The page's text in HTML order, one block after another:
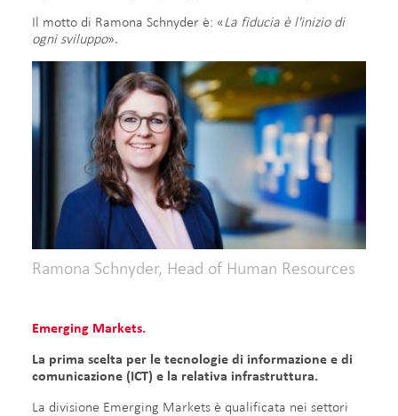
Il motto di Ramona Schnyder è: «La fiducia è l'inizio di
ogni sviluppo».
Ramona Schnyder, Head of Human Resources
Emerging Markets.
La prima scelta per le tecnologie di informazione e di
comunicazione (ICT) e la relativa infrastruttura.​
La divisione Emerging Markets è qualificata nei settori